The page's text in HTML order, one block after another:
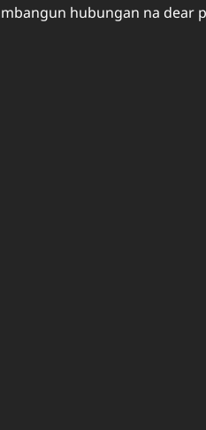
hubungan na dear